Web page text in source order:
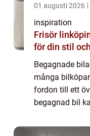
01 augusti 2026
inspiration
Frisör linköping så hittar du rätt
för din stil
Begagnade
många
fordon till ett
begagnad bil